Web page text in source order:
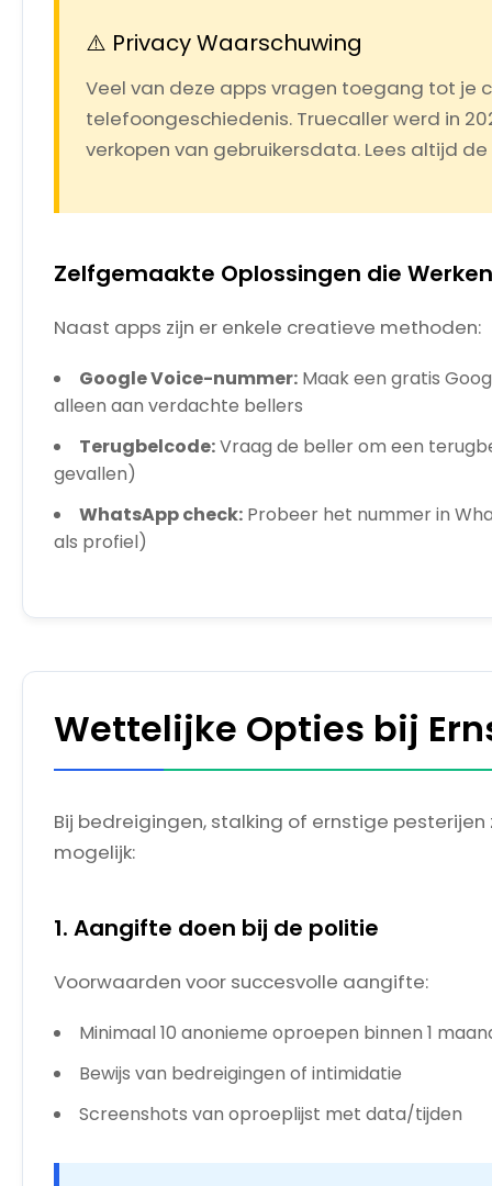
⚠️ Privacy Waarschuwing
Veel van deze apps vragen toegang tot je
telefoongeschiedenis. Truecaller werd in
verkopen van gebruikersdata. Lees altijd
Zelfgemaakte Oplossingen die Werken
Naast apps zijn er enkele creatieve methoden:
Google Voice-nummer: Maak een gratis
alleen aan verdachte bellers
Terugbelcode:Vraag de beller om een
gevallen)
WhatsApp check: Probeer het nummer in
als profiel)
Wettelijke Opties bij
Bij bedreigingen, stalking of ernstige
mogelijk:
1. Aangifte doen bij de politie
Voorwaarden voor succesvolle aangifte:
Minimaal 10 anonieme oproepen binnen 1
Bewijs van bedreigingen of intimidatie
Screenshots van oproeplijst met data/tijden